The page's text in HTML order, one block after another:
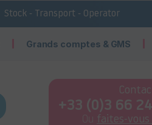
Stock - Transport - Operator
Grands comptes & GMS
+33 (0)3 66
Ou faites-vous